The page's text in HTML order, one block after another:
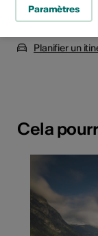
Planifier un
Cela
Paramètres